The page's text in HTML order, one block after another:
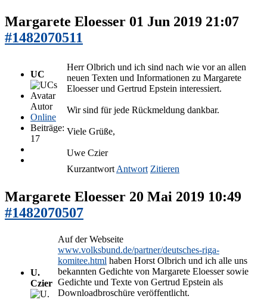
Margarete Eloesser 01 Jun 2019 21:07
#1482070511
UC
Autor
Online
Beiträge:
17
Herr Olbrich und ich sind nach wie vor an allen
neuen Texten und Informationen zu Margarete
Eloesser und Gertrud Epstein interessiert.
Wir sind für jede Rückmeldung dankbar.
Viele Grüße,
Uwe Czier
Kurzantwort Antwort Zitieren
Margarete Eloesser 20 Mai 2019 10:49
#1482070507
U.
Czier
Auf der Webseite
www.volksbund.de/partner/deutsches-riga-
komitee.html haben Horst Olbrich und ich alle uns
bekannten Gedichte von Margarete Eloesser sowie
Gedichte und Texte von Gertrud Epstein als
Downloadbroschüre veröffentlicht.